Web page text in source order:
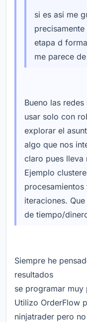
si es asi me
etapa d
me parece
Bueno las
usar solo con
explorar el
algo que nos
claro pues lleva
Ejemplo
iteraciones.
de tiempo/
Siempre he
resultados
se programar muy
Utilizo OrderFlow
ninjatrader pero